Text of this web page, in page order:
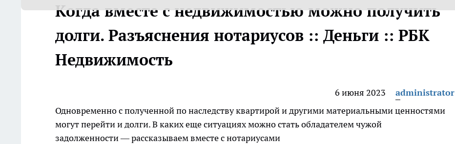
Когда вместе с недвижимостью можно получить
долги. Разъяснения нотариусов :: Деньги :: РБК
Недвижимость
6 июня 2023
administrator
Одновременно с полученной по наследству квартирой и другими материальными ценностями
могут перейти и долги. В каких еще ситуациях можно стать обладателем чужой
задолженности — рассказываем вместе с нотариусами